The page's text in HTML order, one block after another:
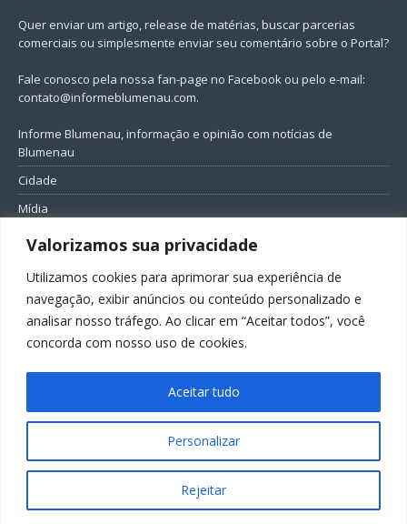
Valorizamos sua privacidade
Utilizamos cookies para aprimorar sua experiência de
navegação, exibir anúncios ou conteúdo personalizado e
analisar nosso tráfego. Ao clicar em “Aceitar todos”, você
concorda com nosso uso de cookies.
Personalizar
Rejeitar
Aceitar tudo
Quer enviar um artigo, release de matérias, buscar parcerias
comerciais ou simplesmente enviar seu comentário sobre o Portal?
Fale conosco pela nossa fan-page no Facebook ou pelo e-mail:
contato@informeblumenau.com.
Informe Blumenau, informação e opinião com notícias de
Blumenau
Cidade
Mídia
Entretenimento
Política
Todos os direitos reservados ao Informe Blumenau
GovernarTI